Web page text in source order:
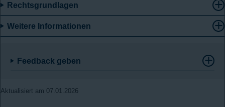
Rechtsgrundlagen
Weitere Informationen
Feedback geben
Aktualisiert am 07.01.2026